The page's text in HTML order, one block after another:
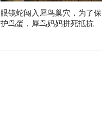
眼镜蛇闯入犀鸟巢穴，为了保
护鸟蛋，犀鸟妈妈拼死抵抗